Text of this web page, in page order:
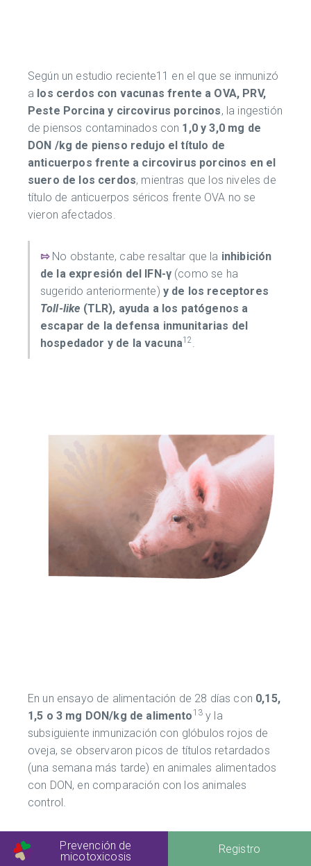
Según un estudio reciente11 en el que se inmunizó
a los cerdos con vacunas frente a OVA, PRV,
Peste Porcina y circovirus porcinos, la ingestión
de piensos contaminados con 1,0 y 3,0 mg de
DON /kg de pienso redujo el título de
anticuerpos frente a circovirus porcinos en el
suero de los cerdos, mientras que los niveles de
título de anticuerpos séricos frente OVA no se
vieron afectados.
⇰ No obstante, cabe resaltar que la inhibición
de la expresión del IFN-γ (como se ha
sugerido anteriormente) y de los receptores
Toll-like (TLR), ayuda a los patógenos a
escapar de la defensa inmunitarias del
hospedador y de la vacuna12
En un ensayo de alimentación de 28 días con 0,15,
1,5 o 3 mg DON/kg de alimento 13y la
subsiguiente inmunización con glóbulos rojos de
oveja, se observaron picos de títulos retardados
(una semana más tarde) en animales alimentados
con DON, en comparación con los animales
control.
Prevención de
micotoxicosis
Registro